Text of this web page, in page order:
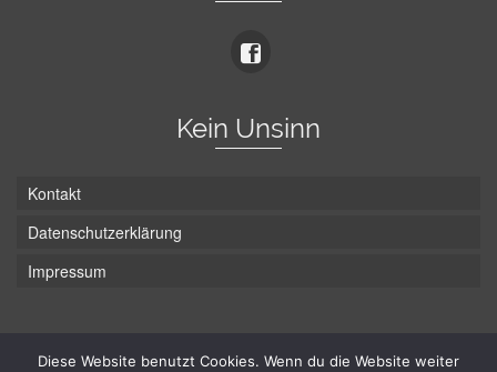
Kein Unsinn
Kontakt
Datenschutzerklärung
Impressum
Diese Website benutzt Cookies. Wenn du die Website weiter